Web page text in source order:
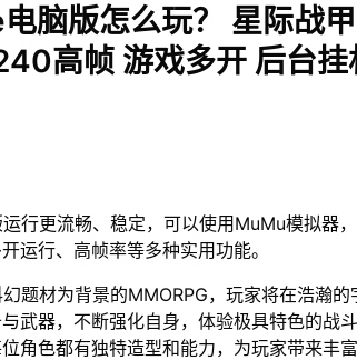
脑版怎么玩？ 星际战
高帧 游戏多开 后台挂
行更流畅、稳定，可以使用MuMu模拟器
运行、高帧率等多种实用功能。
题材为背景的MMORPG，玩家将在浩瀚的
武器，不断强化自身，体验极具特色的战
角色都有独特造型和能力，为玩家带来丰